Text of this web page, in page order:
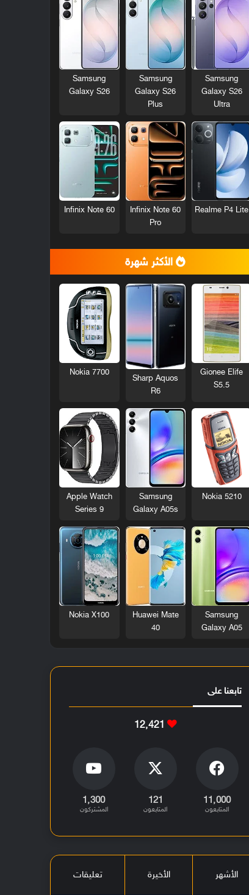
Samsung
Galaxy S26
Ultra
Samsung
Galaxy S26
Plus
Samsung
Galaxy S26
Realme P4 Lite
Infinix Note 60
Pro
Infinix Note 60
الأكثر شهرة
Gionee Elife
S5.5
Sharp Aquos
R6
Nokia 7700
Nokia 5210
Samsung
Galaxy A05s
Apple Watch
Series 9
Samsung
Galaxy A05
Huawei Mate
40
Nokia X100
تابعنا على
12٬421
11٬000
المتابعون
121
المتابعون
1٬300
المشتركون
الأشهر الأخيرة تعليقات